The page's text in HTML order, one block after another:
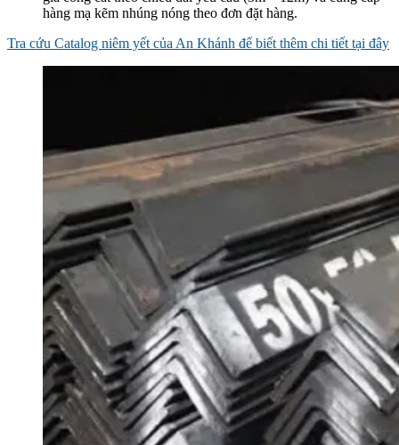
hàng mạ kẽm nhúng nóng theo đơn đặt hàng.
Tra cứu Catalog niêm yết của An Khánh để biết thêm chi tiết tại đây